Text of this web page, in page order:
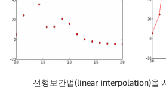
선형보간법(linear interpolation)을